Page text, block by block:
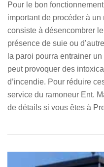
Pour le bon
important de procéder à
consiste à désencombrer
présence de suie ou
la paroi pourra entrainer
peut provoquer des
d’incendie. Pour réduire
service du ramoneur Ent.
de détails si vous êtes à